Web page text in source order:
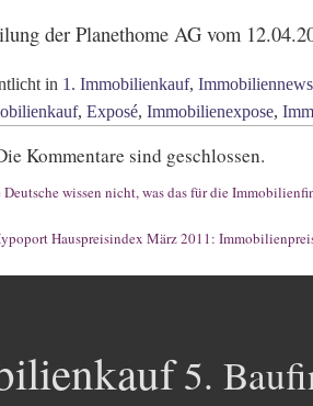
der Planethome AG vom
in 1. Immobilienkauf,
, Exposé, Immobilienexpose,
Kommentare sind geschlossen.
wissen nicht, was das für die
Hauspreisindex März 2011:
5.